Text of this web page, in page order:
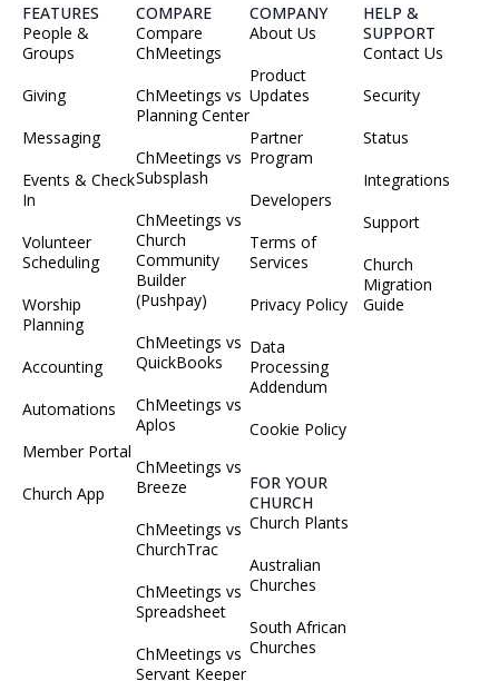
FEATURES
People &
Groups
Giving
Messaging
Events & Check
In
Volunteer
Scheduling
Worship
Planning
Accounting
Automations
Member Portal
Church App
COMPARE
Compare
ChMeetings
ChMeetings vs
Planning Center
ChMeetings vs
Subsplash
ChMeetings vs
Church
Community
Builder
(Pushpay)
ChMeetings vs
QuickBooks
ChMeetings vs
Aplos
ChMeetings vs
Breeze
ChMeetings vs
ChurchTrac
ChMeetings vs
Spreadsheet
ChMeetings vs
Servant Keeper
COMPANY
About Us
Product
Updates
Partner
Program
Developers
Terms of
Services
Privacy Policy
Data
Processing
Addendum
Cookie Policy
FOR YOUR
CHURCH
Church Plants
Australian
Churches
South African
Churches
HELP &
SUPPORT
Contact Us
Security
Status
Integrations
Support
Church
Migration
Guide